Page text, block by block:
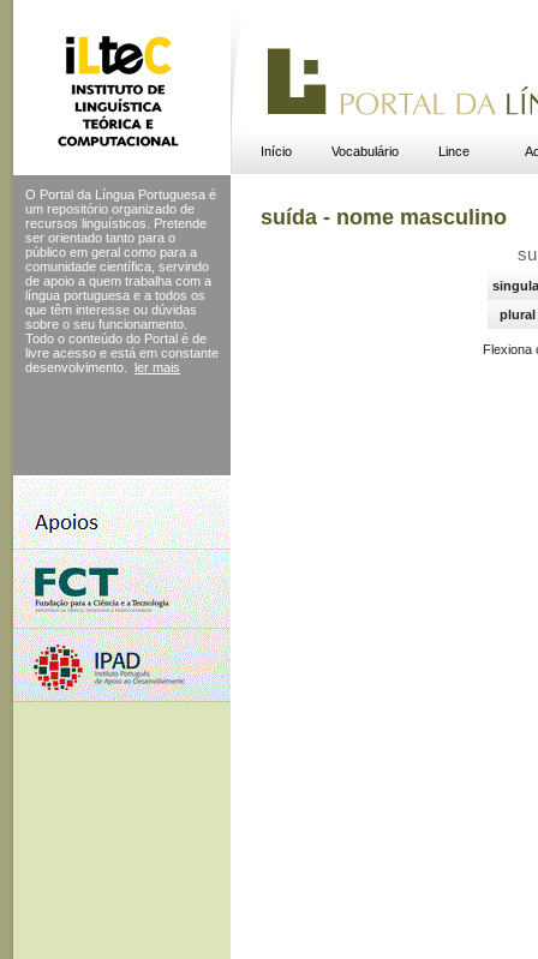
Início Vocabulário Lince
O Portal da Língua Portuguesa é
um repositório organizado de
recursos linguísticos. Pretende
ser orientado tanto para o
público em geral como para a
comunidade científica, servindo
de apoio a quem trabalha com a
língua portuguesa e a todos os
que têm interesse ou dúvidas
sobre o seu funcionamento.
Todo o conteúdo do Portal é de
livre acesso e está em constante
desenvolvimento.
ler mais
suída - nome masculino
su
plural
Flexiona